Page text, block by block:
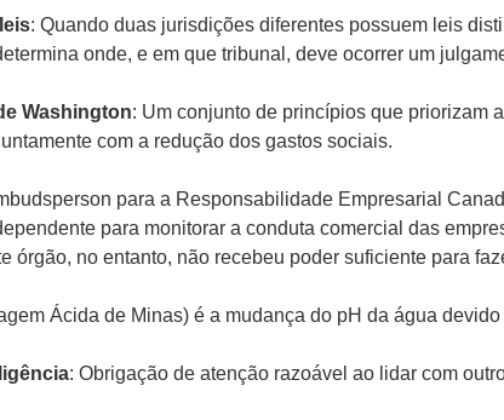
: Quando duas jurisdições diferentes possuem leis
onde, e em que tribunal, deve ocorrer um
Washington: Um conjunto de princípios que priorizam
com a redução dos gastos sociais.
para a Responsabilidade Empresarial
para monitorar a conduta comercial das
órgão, no entanto, não recebeu poder suficiente para
Ácida de Minas) é a mudança do pH da água
: Obrigação de atenção razoável ao lidar com